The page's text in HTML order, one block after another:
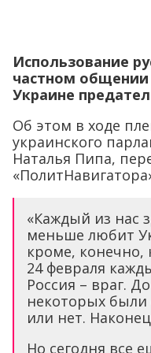
Использование
частном общении
Украине
Об этом в ходе
украинского
Наталья Пипа,
«Каждый из нас
меньше любит
кроме, конечно,
24 февраля
Россия – враг.
некоторых были
или нет.
Но сегодня все